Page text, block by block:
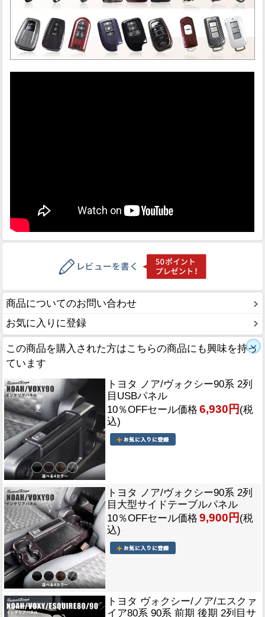
商品についてのお問い合わせ
お気に入りに登録
この商品を購入された方はこちらの商品にも興味を持っ
ています
トヨタ ノア/ヴォクシー90系 2列
目USBパネル
10％OFFセール価格 6,930円 (税
込)
トヨタ ノア/ヴォクシー90系 2列
目大型サイドテーブルパネル
10％OFFセール価格 9,900円 (税
込)
トヨタ ヴォクシー/ノア/エスクァ
イア80系 90系 前期 後期 2列目サ